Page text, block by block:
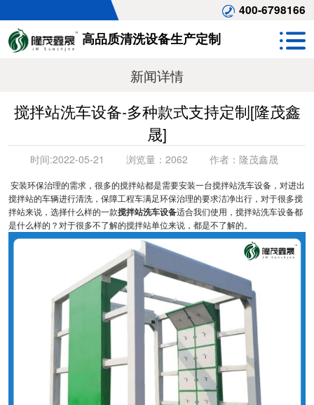
400-6798166
高品质清洗设备生产定制
新闻详情
搅拌站洗车设备-多种款式支持定制[隆茂鑫
晟]
时间:2022-05-21 浏览量： 2062 作者： 隆茂鑫晟
安装环保治理的需求，很多的搅拌站都是需要安装一台搅拌站洗车设备，对进出
搅拌站的车辆进行清洗，保障工程车满足环保治理的要求洁净出行，对于很多搅
拌站来说，选择什么样的一款搅拌站洗车设备适合我们使用，搅拌站洗车设备都
是什么样的？对于很多不了解的搅拌站单位来说，都是不了解的。